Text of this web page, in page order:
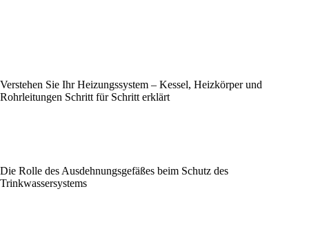
Verstehen Sie Ihr Heizungssystem – Kessel, Heizkörper und
Rohrleitungen Schritt für Schritt erklärt
Die Rolle des Ausdehnungsgefäßes beim Schutz des
Trinkwassersystems